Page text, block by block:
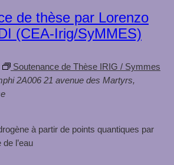
de thèse par Lorenzo
(CEA-Irig/SyMMES)
Soutenance de Thèse IRIG / Symmes
2A006 21 avenue des Martyrs,
à partir de points quantiques par
l’eau